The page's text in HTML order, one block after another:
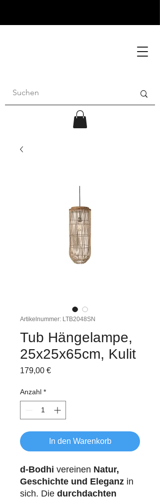
Artikelnummer: LTB2048SN
Tub Hängelampe,
25x25x65cm, Kulit
179,00 €Preis
Anzahl *
In den Warenkorb
d-Bodhi vereinen Natur,
Geschichte und Eleganz in
sich. Die durchdachten